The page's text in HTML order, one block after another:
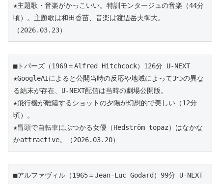
★主題歌・音楽がかっこいい。特訓モンタージュの音楽（44分
頃）。主題歌は和田香苗、音楽は渡辺岳夫御大。
（2026.03.23）
■トパーズ（1969＝Alfred Hitchcock）126分 U-NEXT
★GoogleAIによると公開当時の反応や地域によって3つの異な
る結末が存在、U-NEXT配信は当時の劇場公開版。
★飛行機が離陸するショットの夕陽が幻想的で美しい（12分
頃）。
★冒頭で自転車にぶつかる女優（Hedström topaz）はなかな
かattractive。
（2026.03.20）
■アルファヴィル（1965＝Jean-Luc Godard）99分 U-NEXT